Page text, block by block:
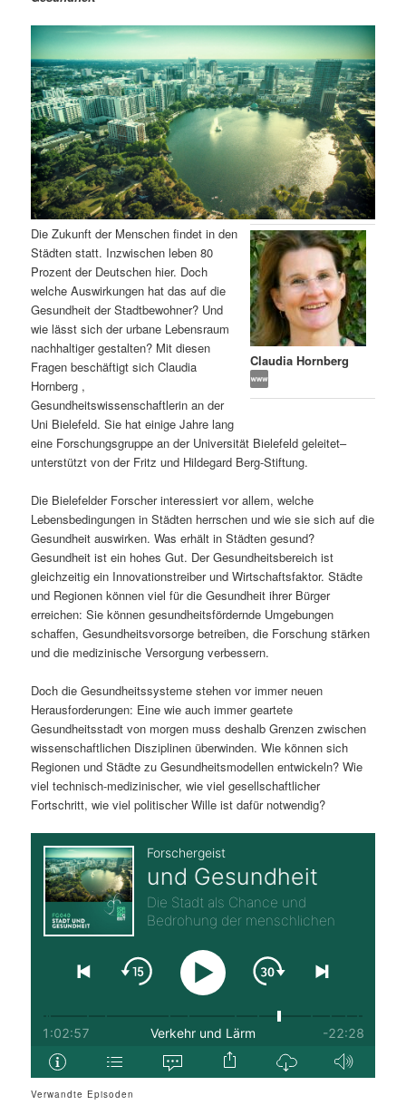
ä
r
e
n
I
n
h
a
l
t
s
p
r
i
n
g
e
n
d
ä
r
e
n
I
n
h
a
l
t
s
p
r
i
n
n
n
a
v
i
g
a
t
i
o
n
Claudia Hornberg
Die Zukunft der Menschen findet in den
Städten statt. Inzwischen leben 80
Prozent der Deutschen hier. Doch
welche Auswirkungen hat das auf die
Gesundheit der Stadtbewohner? Und
wie lässt sich der urbane Lebensraum
nachhaltiger gestalten? Mit diesen
Fragen beschäftigt sich Claudia
Hornberg ,
Gesundheitswissenschaftlerin an der
Uni Bielefeld. Sie hat einige Jahre lang
eine Forschungsgruppe an der Universität Bielefeld geleitet–
unterstützt von der Fritz und Hildegard Berg-Stiftung.
Die Bielefelder Forscher interessiert vor allem, welche
Lebensbedingungen in Städten herrschen und wie sie sich auf die
Gesundheit auswirken. Was erhält in Städten gesund?
Gesundheit ist ein hohes Gut. Der Gesundheitsbereich ist
gleichzeitig ein Innovationstreiber und Wirtschaftsfaktor. Städte
und Regionen können viel für die Gesundheit ihrer Bürger
erreichen: Sie können gesundheitsfördernde Umgebungen
schaffen, Gesundheitsvorsorge betreiben, die Forschung stärken
und die medizinische Versorgung verbessern.
Doch die Gesundheitssysteme stehen vor immer neuen
Herausforderungen: Eine wie auch immer geartete
Gesundheitsstadt von morgen muss deshalb Grenzen zwischen
wissenschaftlichen Disziplinen überwinden. Wie können sich
Regionen und Städte zu Gesundheitsmodellen entwickeln? Wie
viel technisch-medizinischer, wie viel gesellschaftlicher
Fortschritt, wie viel politischer Wille ist dafür notwendig?
Verwandte Episoden